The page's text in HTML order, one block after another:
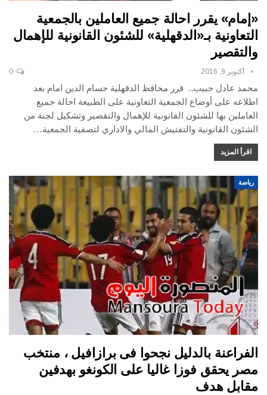
«إمام» يقرر احالة جميع العاملين بالجمعية
التعاونية بـ«الدقهلية» للشئون القانونية للإهمال
والتقصير
أكتوبر 9, 2016
محمد عادل حبيب.. قرر محافظ الدقهلية حسام الدين امام بعد
اطلاعه على أوضاع الجمعية التعاونية على الطبيعة احالة جميع
العاملين بها للشئون القانونية للإهمال والتقصير وتشكيل لجنة من
الشئون القانونية والتفتيش المالي والاداري لتصفية الجمعية…
اقرأ المزيد
رياضة
الفراعنة بالدليل نجحوا فى برازافيل ، منتخب
مصر يحقق فوزا غاليا على الكونغو بهدفين
مقابل هدف